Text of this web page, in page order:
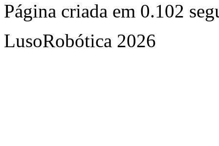
Página criada em 0.102
LusoRobótica 2026